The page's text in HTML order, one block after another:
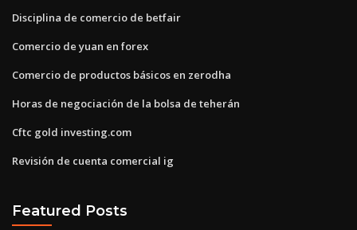
Disciplina de comercio de betfair
Comercio de yuan en forex
Comercio de productos básicos en zerodha
Horas de negociación de la bolsa de teherán
Cftc gold investing.com
Revisión de cuenta comercial ig
Featured Posts